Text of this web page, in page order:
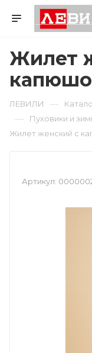
Жилет
ЛЕВИЛИ —
— Пуховики и
Жилет женский с
Артикул: